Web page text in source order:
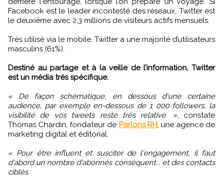
Facebook est le leader incontesté des réseaux, Twitter est
le deuxième avec 2,3 millions de visiteurs actifs mensuels.
Très utilisé via le mobile, Twitter a une majorité d’utilisateurs
masculins (61%).
Destiné au partage et à la veille de l’information, Twitter
est un média très spécifique.
« De façon schématique, en dessous d'une certaine
audience, par exemple en-dessous de 1 000 followers, la
visibilité de vos tweets reste très relative. », constate
Thomas Chardin, fondateur de Parlons RH, une agence de
marketing digital et éditorial.
« Pour être influent et susciter de l'engagement, il faut
d'abord un nombre d'abonnés conséquent... et des contacts
ciblés.